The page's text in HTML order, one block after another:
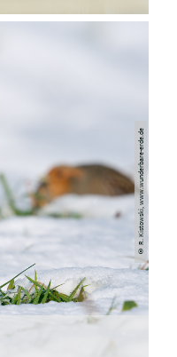
© R. Kistowski, www.wunderbare-erde.de